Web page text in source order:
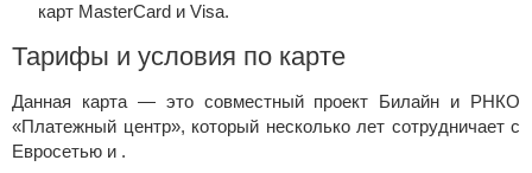
карт MasterCard и Visa.
Тарифы и условия по карте
Данная карта — это совместный проект Билайн и РНКО
«Платежный центр», который несколько лет сотрудничает с
Евросетью и .